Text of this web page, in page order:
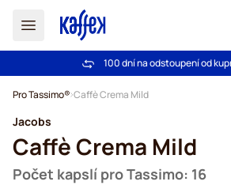
Bezplatná doprava nad
100 dní na odstoupení od
Pro Tassimo® Caffè Crema Mild
Jacobs
Caffè Crema Mild
Počet kapslí pro Tassimo: 16